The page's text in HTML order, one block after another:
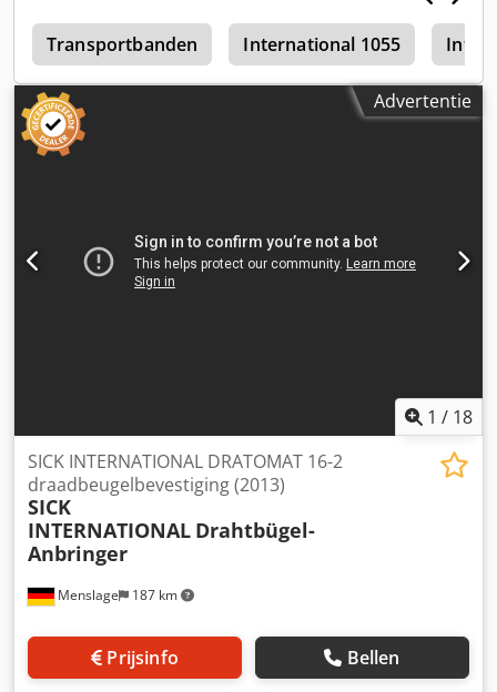
Transportbanden International 1055
Advertentie
1 / 18
Menslage 187 km
SICK INTERNATIONAL DRATOMAT 16-2
draadbeugelbevestiging (2013)
SICK
INTERNATIONAL Drahtbügel-
Anbringer
Prijsinfo Bellen